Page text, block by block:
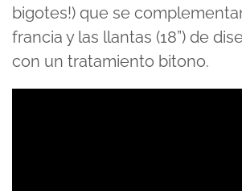
bigotes!) que se
francia y las llantas (18”) de
con un tratamiento bitono.